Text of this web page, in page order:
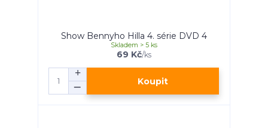
Show Bennyho Hilla 4. série DVD 4
69 Kč/ks
Skladem > 5 ks
Koupit